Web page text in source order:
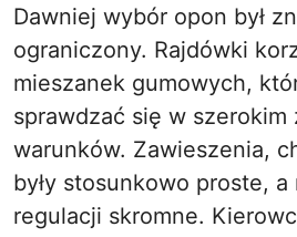
Dawniej wybór opon był
ograniczony. Rajdówki
mieszanek gumowych,
sprawdzać się w szerokim
warunków. Zawieszenia,
były stosunkowo proste,
regulacji skromne.